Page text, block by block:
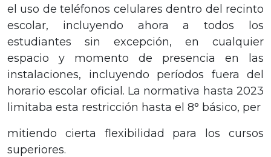
el uso de teléfonos celulares dentro del recinto
escolar, incluyendo ahora a todos los
estudiantes sin excepción, en cualquier
espacio y momento de presencia en las
instalaciones, incluyendo períodos fuera del
horario escolar oficial. La normativa hasta 2023
limitaba esta restricción hasta el 8° básico, per
mitiendo cierta flexibilidad para los cursos
superiores.